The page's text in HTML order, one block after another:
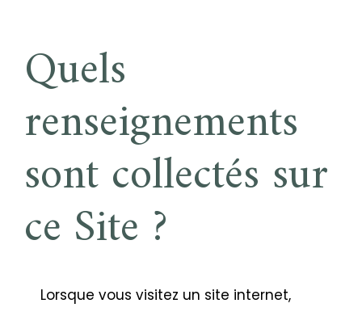
Quels
renseignements
sont collectés sur
ce Site ?
Lorsque vous visitez un site internet,